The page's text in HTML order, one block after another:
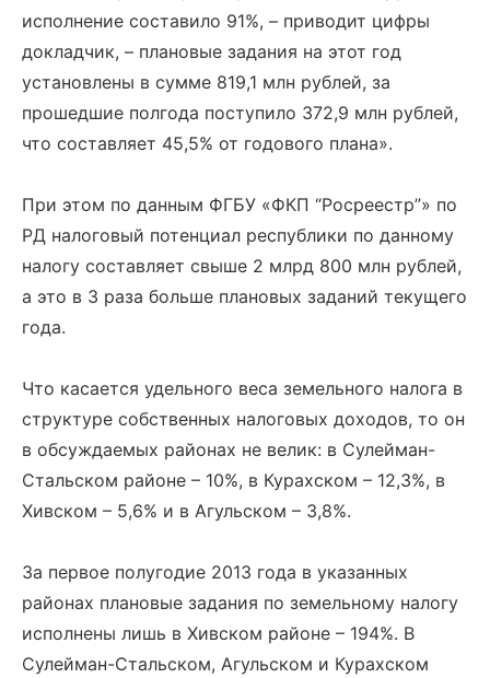
исполнение составило 91%, – приводит цифры
докладчик, – плановые задания на этот год
установлены в сумме 819,1 млн рублей, за
прошедшие полгода поступило 372,9 млн рублей,
что составляет 45,5% от годового плана».
При этом по данным ФГБУ «ФКП “Росреестр”» по
РД налоговый потенциал республики по данному
налогу составляет свыше 2 млрд 800 млн рублей,
а это в 3 раза больше плановых заданий текущего
года.
Что касается удельного веса земельного налога в
структуре собственных налоговых доходов, то он
в обсуждаемых районах не велик: в Сулейман-
Стальском районе – 10%, в Курахском – 12,3%, в
Хивском – 5,6% и в Агульском – 3,8%.
За первое полугодие 2013 года в указанных
районах плановые задания по земельному налогу
исполнены лишь в Хивском районе – 194%. В
Сулейман-Стальском, Агульском и Курахском